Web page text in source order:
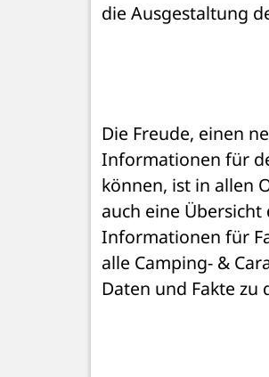
die Ausgestaltung
Die Freude, einen
Informationen für
können, ist in allen
auch eine
Informationen für
alle Camping- &
Daten und Fakte zu